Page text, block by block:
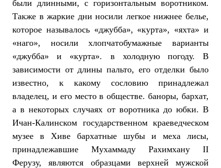
были длинными, с горизонтальным воротником.
Также в жаркие дни носили легкое нижнее белье,
которое называлось «джубба», «курта», «яхта» и
«наго», носили хлопчатобумажные варианты
«джубба» и «курта». в холодную погоду. В
зависимости от длины пальто, его отделки было
известно, к какому сословию принадлежал
владелец, и его место в обществе. баноры, бархат,
а в некоторых случаях от воротника до юбки. В
Ичан-Калинском государственном краеведческом
музее в Хиве бархатные шубы и меха лисы,
принадлежавшие Мухаммаду Рахимхану II
Ферузу, являются образцами верхней мужской